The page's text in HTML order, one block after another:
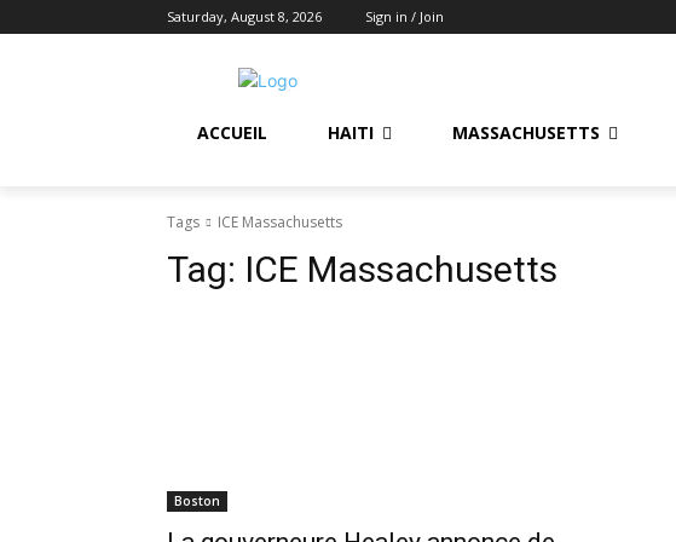
Saturday, August 8, 2026 Sign in / Join
ACCUEIL HAITI MASSACHUSETTS
Tags ICE Massachusetts
Tag: ICE Massachusetts
Boston